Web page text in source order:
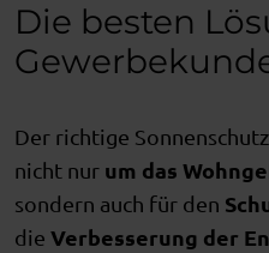
Die besten
Der richtige
nicht nur um das
sondern auch für den
die Verbesserung der